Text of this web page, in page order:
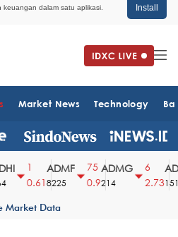
dalam satu aplikasi. Install
Market News Technology
0.61
ADMF
8225
75
0.9
ADMG
214
2.731510
Market Data